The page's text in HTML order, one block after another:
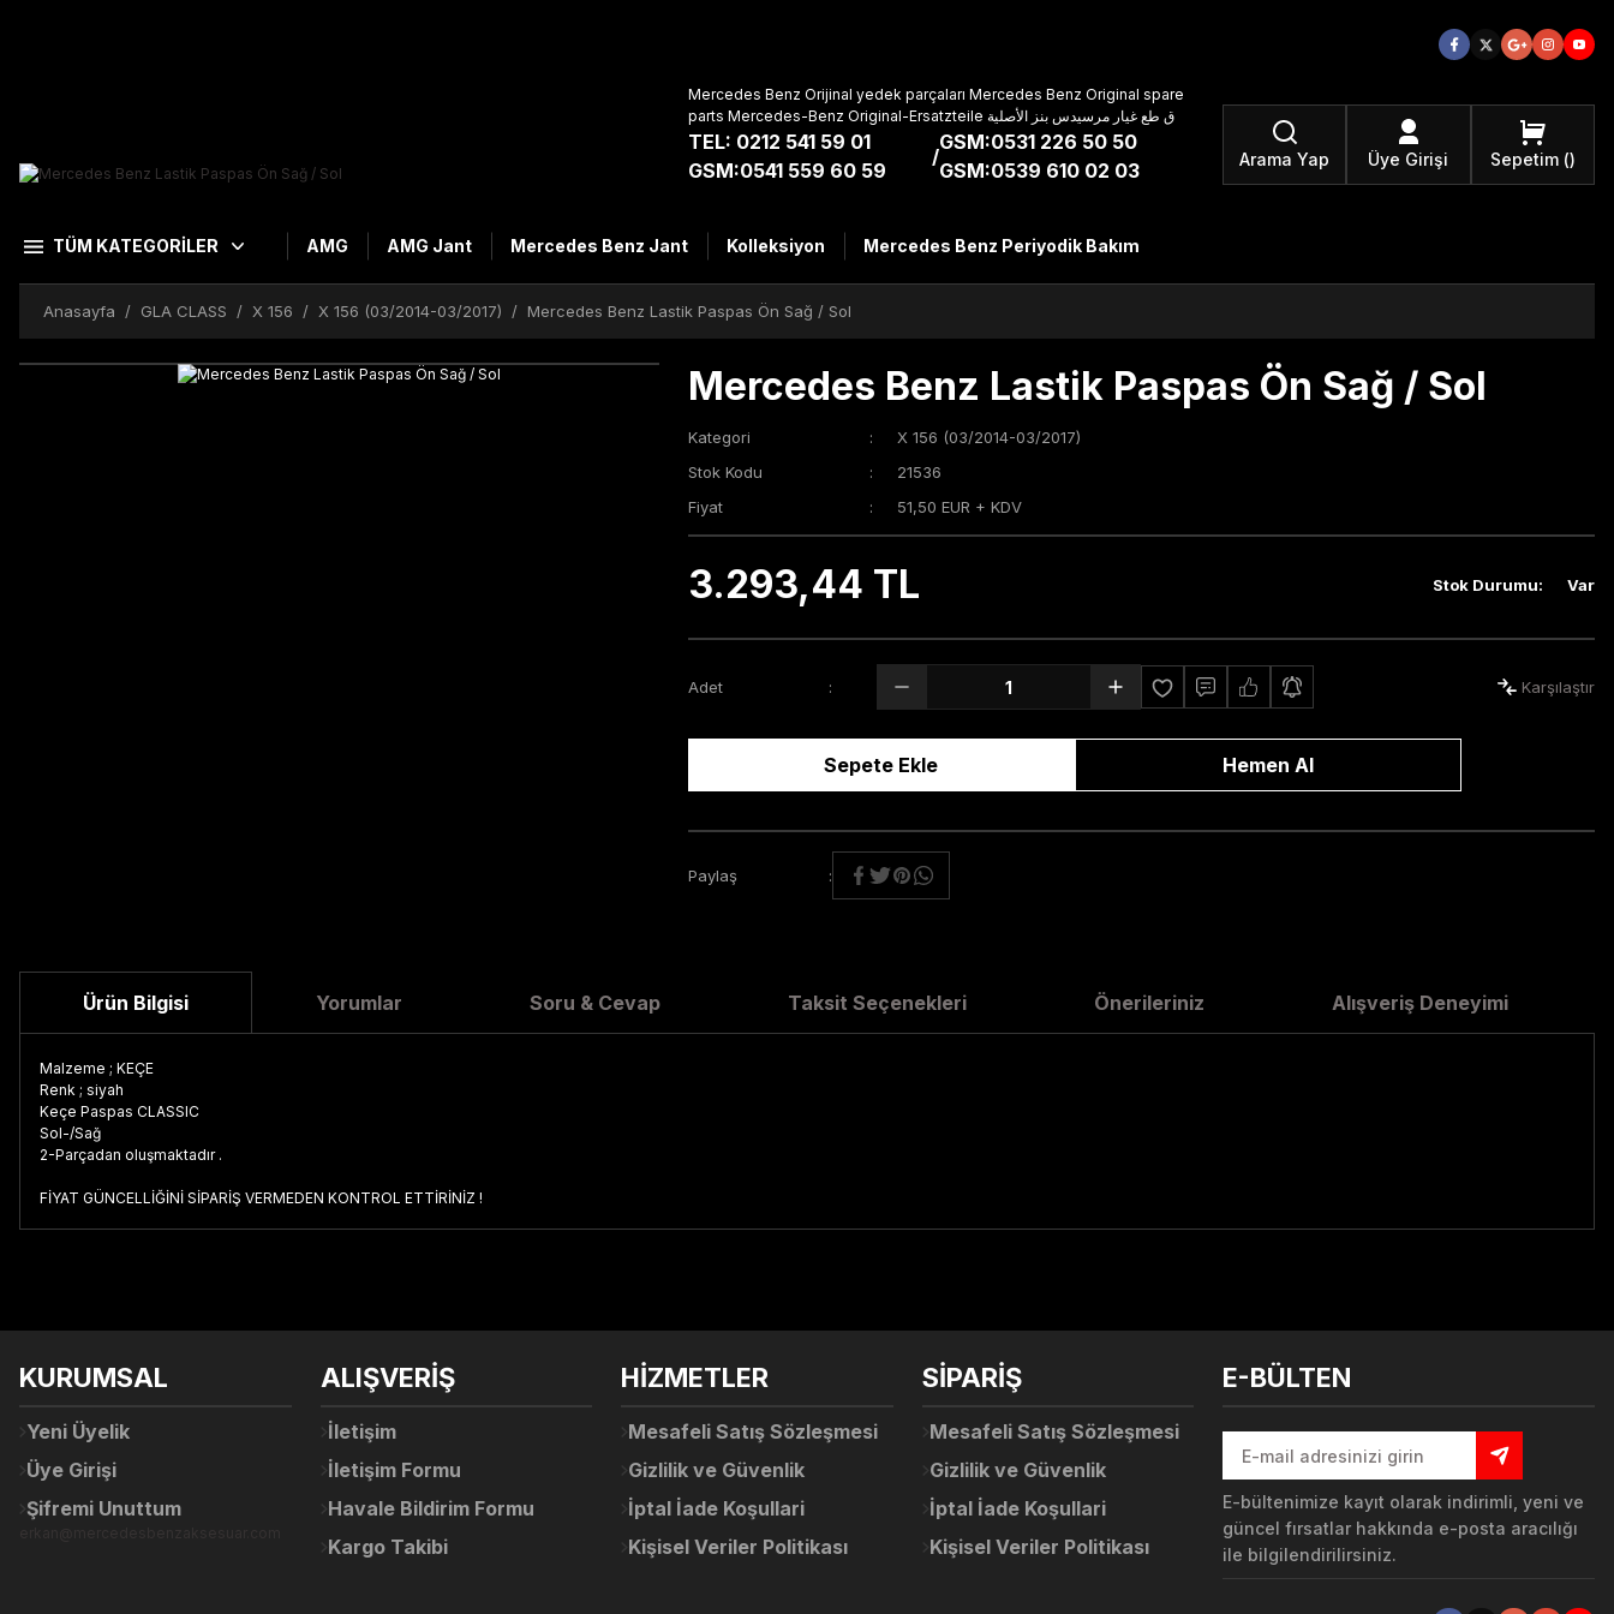
Mercedes Benz Orijinal yedek parçaları Mercedes Benz Original spare
parts Mercedes-Benz Original-Ersatzteile ق طع غيار مرسيدس بنز الأصلية
TEL: 0212 541 59 01
GSM:0541 559 60 59
/
GSM:0531 226 50 50
GSM:0539 610 02 03
Arama Yap Üye Girişi Sepetim
TÜM KATEGORİLER AMG AMG Jant Mercedes Benz Jant Kolleksiyon Mercedes Benz Periyodik Bakım
Anasayfa GLA CLASS X 156 X 156 (03/2014-03/2017) Mercedes Benz Lastik Paspas Ön Sağ / Sol
Mercedes Benz Lastik Paspas Ön Sağ / Sol
Kategori
X 156 (03/2014-03/2017)
Stok Kodu
21536
Fiyat
51,50 EUR + KDV
3.293,44 TL Stok Durumu: Var
Adet Karşılaştır
Sepete Ekle Hemen Al
Paylaş
Ürün Bilgisi Yorumlar Soru & Cevap Taksit Seçenekleri Önerileriniz Alışveriş Deneyimi
Malzeme ; KEÇE
Renk ; siyah
Keçe Paspas CLASSIC
Sol-/Sağ
2-Parçadan oluşmaktadır .
FİYAT GÜNCELLİĞİNİ SİPARİŞ VERMEDEN KONTROL ETTİRİNİZ !
Yorum Yaz
Ürün açıklamasında eksik bilgiler bulunuyor.
Bu ürüne benzer farklı alternatifler olmalı.
Deneyimini Paylaş
KURUMSAL
Yeni Üyelik
Üye Girişi
Şifremi Unuttum
ALIŞVERİŞ
İletişim
İletişim Formu
Havale Bildirim Formu
Kargo Takibi
HİZMETLER
Mesafeli Satış Sözleşmesi
Gizlilik ve Güvenlik
İptal İade Koşullari
Kişisel Veriler Politikası
SİPARİŞ
Mesafeli Satış Sözleşmesi
Gizlilik ve Güvenlik
İptal İade Koşullari
Kişisel Veriler Politikası
E-BÜLTEN
E-bültenimize kayıt olarak indirimli, yeni ve
güncel fırsatlar hakkında e-posta aracılığı
ile bilgilendirilirsiniz.